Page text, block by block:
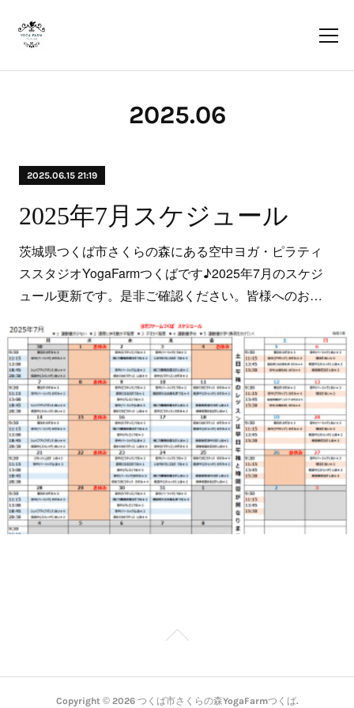
2025.06
2025.06.15 21:19
2025年7月スケジュール
茨城県つくば市さくらの森にある空中ヨガ・ピラティ
ススタジオYogaFarmつくばです♪2025年7月のスケジ
ュール更新です。是非ご確認ください。皆様へのお…
Copyright © 2026 つくば市さくらの森YogaFarmつくば.